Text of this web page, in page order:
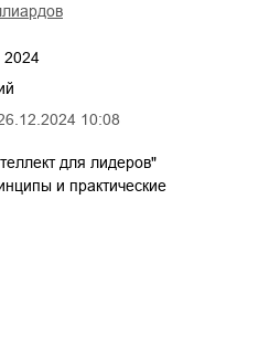
10:08
2024
для лидеров"
и практические